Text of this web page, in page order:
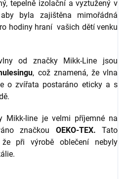
tepelně izolační a vyztužený v
byla zajištěna mimořádná
hodiny hraní vašich dětí venku
od značky Mikk-Line jsou
, což znamená, že vlna
o zvířata postaráno eticky a s
Mikk-line je velmi příjemné na
značkou OEKO-TEX. Tato
při výrobě oblečení nebyly